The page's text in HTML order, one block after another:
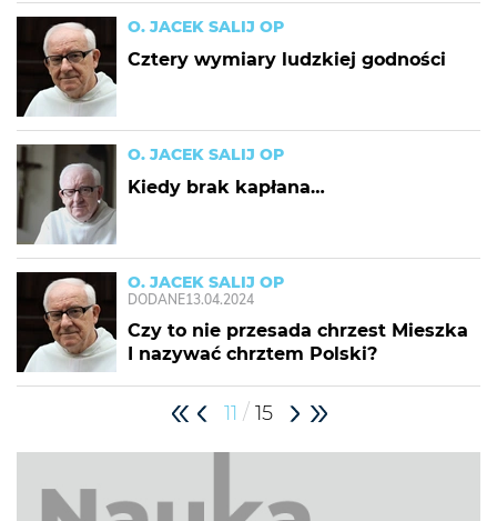
O. JACEK SALIJ OP
Cztery wymiary ludzkiej godności
O. JACEK SALIJ OP
Kiedy brak kapłana…
O. JACEK SALIJ OP
DODANE13.04.2024
Czy to nie przesada chrzest Mieszka
I nazywać chrztem Polski?
11 / 15